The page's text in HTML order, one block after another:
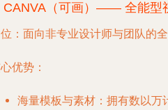
CANVA（可画）—— 全能型
：面向非专业设计师与团队的
优势 ：
海量模板与素材 ：拥有数以